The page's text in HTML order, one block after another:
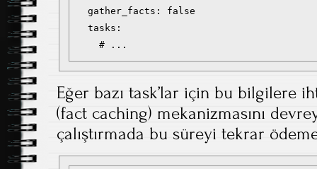
  gather_facts: false
  tasks:
Eğer bazı task’lar için bu bilgilere
(fact caching) mekanizmasını
çalıştırmada bu süreyi tekrar